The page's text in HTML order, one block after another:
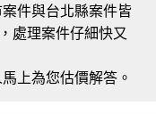
件與台北縣案件皆
處理案件仔細快又
上為您估價解答。